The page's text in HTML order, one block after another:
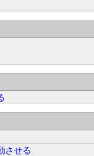
させる